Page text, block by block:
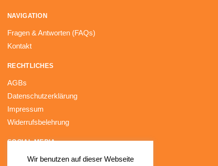
NAVIGATION
Fragen & Antworten (FAQs)
Kontakt
RECHTLICHES
AGBs
Datenschutzerklärung
Impressum
Widerrufsbelehrung
SOCIAL MEDIA
FacebookWir benutzen auf dieser Webseite